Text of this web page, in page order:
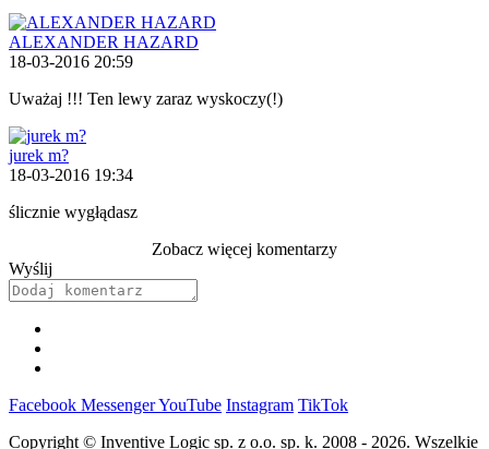
ALEXANDER HAZARD
18-03-2016 20:59
Uważaj !!! Ten lewy zaraz wyskoczy(!)
jurek m?
18-03-2016 19:34
ślicznie wygłądasz
Zobacz więcej komentarzy
Wyślij
Facebook MessengerYouTube Instagram TikTok
Copyright © Inventive Logic sp. z o.o. sp. k. 2008 - 2026. Wszelkie